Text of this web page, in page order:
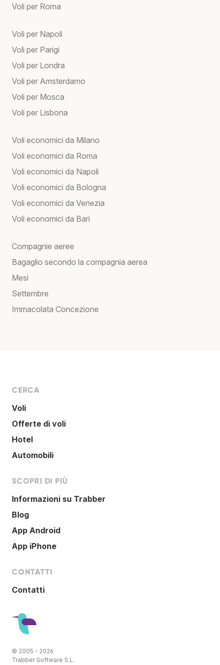
Voli per Roma
Voli per Napoli
Voli per Parigi
Voli per Londra
Voli per Amsterdamo
Voli per Mosca
Voli per Lisbona
Voli economici da Milano
Voli economici da Roma
Voli economici da Napoli
Voli economici da Bologna
Voli economici da Venezia
Voli economici da Bari
Compagnie aeree
Bagaglio secondo la compagnia aerea
Mesi
Settembre
Immacolata Concezione
CERCA
Voli
Offerte di voli
Hotel
Automobili
SCOPRI DI PIÙ
Informazioni su Trabber
Blog
App Android
App iPhone
CONTATTI
Contatti
© 2005 - 2026
Trabber Software S.L.